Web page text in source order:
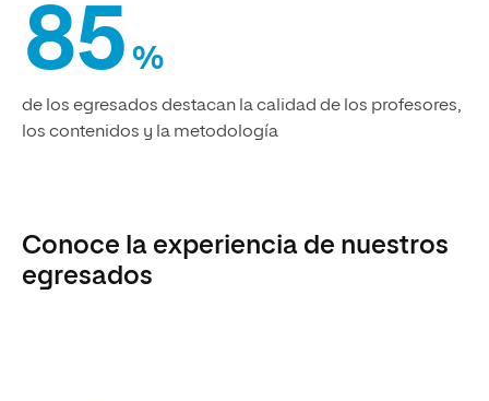
85 %
de los egresados destacan la calidad de los profesores,
los contenidos y la metodología
Conoce la experiencia de nuestros
egresados